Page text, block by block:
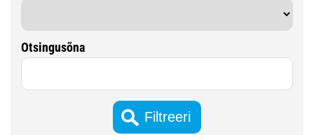
Otsingusõna